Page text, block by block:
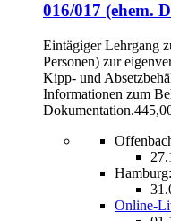
016/017 (ehem.
Eintägiger Lehrgang
Personen) zur
Kipp- und
Informationen zum
Dokumentation.
Hamburg:
Online-